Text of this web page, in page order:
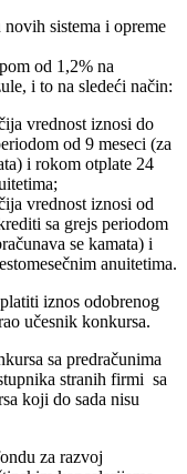
sistema i opreme
od 1,2% na
i to na sledeći način:
vrednost iznosi do
od 9 meseci (za
i rokom otplate 24
vrednost iznosi od
sa grejs periodom
se kamata) i
anuitetima.
iznos odobrenog
učesnik konkursa.
sa predračunima
stranih firmi sa
koji do sada nisu
za razvoj